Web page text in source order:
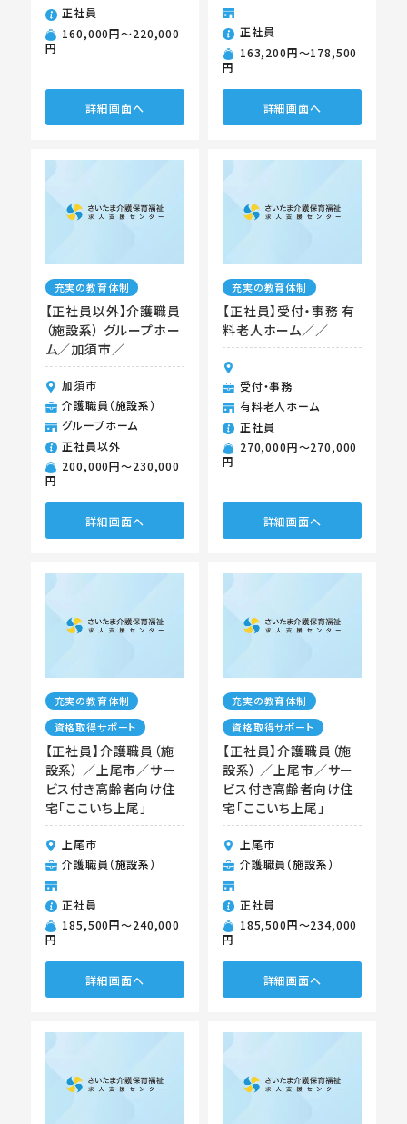
正社員
160,000円〜220,000
円
詳細画面へ
正社員
163,200円〜178,500
円
詳細画面へ
充実の教育体制
【正社員以外】介護職員
（施設系） グループホー
ム／加須市／
加須市
介護職員（施設系）
グループホーム
正社員以外
200,000円〜230,000
円
詳細画面へ
充実の教育体制
【正社員】受付・事務 有
料老人ホーム／／
受付・事務
有料老人ホーム
正社員
270,000円〜270,000
円
詳細画面へ
充実の教育体制
資格取得サポート
【正社員】介護職員（施
設系） ／上尾市／サー
ビス付き高齢者向け住
宅「ここいち上尾」
上尾市
介護職員（施設系）
正社員
185,500円〜240,000
円
詳細画面へ
充実の教育体制
資格取得サポート
【正社員】介護職員（施
設系） ／上尾市／サー
ビス付き高齢者向け住
宅「ここいち上尾」
上尾市
介護職員（施設系）
正社員
185,500円〜234,000
円
詳細画面へ